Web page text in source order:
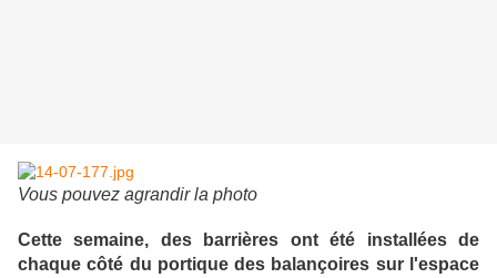
Vous pouvez agrandir la photo
Cette semaine, des barrières ont été installées de
chaque côté du portique des balançoires sur l'espace